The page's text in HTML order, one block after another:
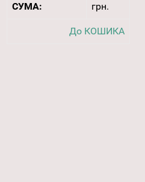
СУМА:
грн.
До КОШИКА